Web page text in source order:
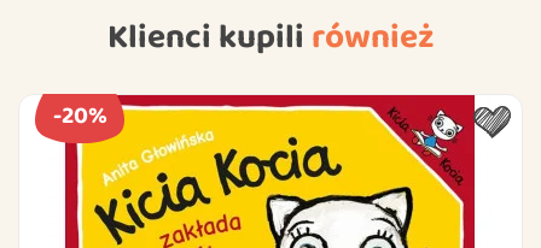
Klienci kupili również
-20%